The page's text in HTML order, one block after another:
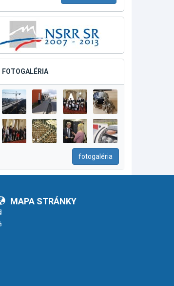
FOTOGALÉRIA
fotogaléria
MAPA STRÁNKY
Facebook
YouTube